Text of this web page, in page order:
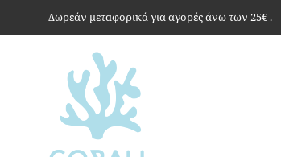
Δωρεάν μεταφορικά για αγορές άνω των 25€ .